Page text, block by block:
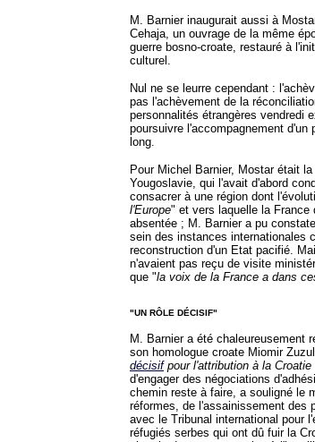
M. Barnier inaugurait aussi à
Cehaja, un ouvrage de la même
guerre bosno-croate, restauré à
culturel.
Nul ne se leurre cependant :
pas l'achèvement de la
personnalités étrangères vendredi
poursuivre l'accompagnement
long.
Pour Michel Barnier, Mostar était
Yougoslavie, qui l'avait d'abord
consacrer à une région dont
l'Europe" et vers laquelle la France
absentée ; M. Barnier a pu
sein des instances internationales
reconstruction d'un Etat pacifié.
n'avaient pas reçu de visite
que "la voix de la France a dans
"UN RÔLE DÉCISIF"
M. Barnier a été chaleureusement
son homologue croate Miomir
décisifpour l'attribution à la
d'engager des négociations
chemin reste à faire, a souligné le
réformes, de l'assainissement des
avec le Tribunal international pour
réfugiés serbes qui ont dû fuir la